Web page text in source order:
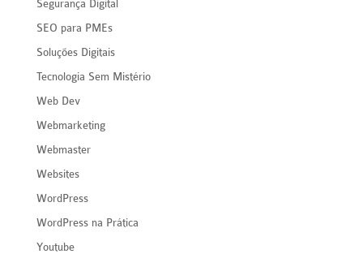
Segurança Digital
SEO para PMEs
Soluções Digitais
Tecnologia Sem Mistério
Web Dev
Webmarketing
Webmaster
Websites
WordPress
WordPress na Prática
Youtube